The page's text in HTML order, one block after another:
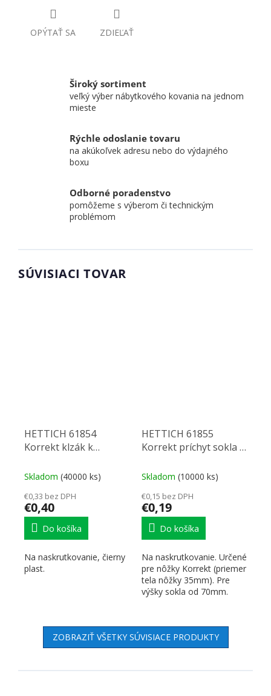
OPÝTAŤ SA ZDIEĽAŤ
Široký sortiment
veľký výber nábytkového kovania na jednom
mieste
Rýchle odoslanie tovaru
na akúkoľvek adresu nebo do výdajného
boxu
Odborné poradenstvo
pomôžeme s výberom či technickým
problémom
SÚVISIACI TOVAR
HETTICH 61854
Korrekt klzák k
Skladom (40000 ks)
€0,33 bez DPH
€0,40
Do košíka
Na naskrutkovanie, čierny
plast.
HETTICH 61855
Korrekt príchyt sokla k
Skladom (10000 ks)
€0,15 bez DPH
€0,19
Do košíka
Na naskrutkovanie. Určené
pre nôžky Korrekt (priemer
tela nôžky 35mm). Pre
výšky sokla od 70mm.
ZOBRAZIŤ VŠETKY SÚVISIACE PRODUKTY